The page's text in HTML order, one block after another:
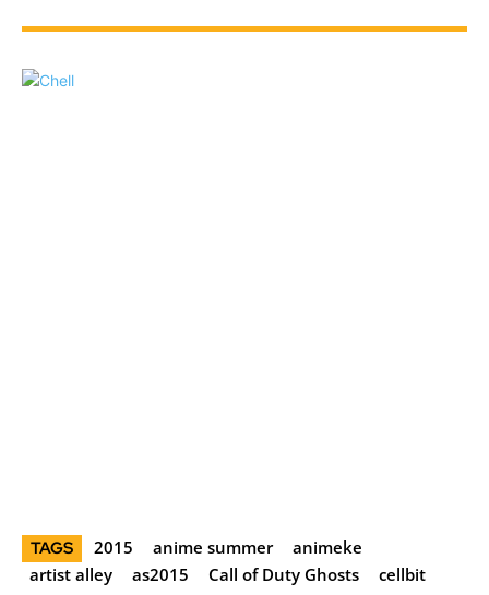
TAGS 2015 anime summer
animeke
artist alley
as2015 Call of Duty Ghosts
cellbit